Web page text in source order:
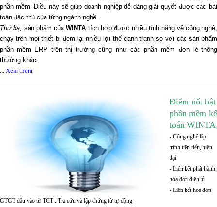
phần mềm. Điều này sẽ giúp doanh nghiệp dễ dàng giải quyết được các bài
toán đặc thù của từng ngành nghề.
Thứ ba, sản phẩm củaWINTA tích hợp được nhiều tính năng về công nghệ,
chạy trên mọi thiết bị đem lại nhiều lợi thế cạnh tranh so với các sản phẩm
phần mềm ERP trên thị trường cũng như các phần mềm đơn lẻ thông
thường khác.
Xem thêm
Điểm nổi bật
phần mềm kế
toán WINTA
- Công nghệ lập
trình tiên tiến, hiện
đại
- Liên kết phát hành
hóa đơn điện tử
- Liên kết hoá đơn
GTGT đầu vào từ TCT : Tra cứu và lập chứng từ tự động